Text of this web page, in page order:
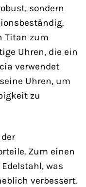
sondern
Titan zum
Uhren, die ein
verwendet
Uhren, um
zu
Zum einen
was
verbessert.